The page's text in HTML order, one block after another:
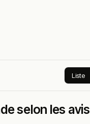
Liste
selon les